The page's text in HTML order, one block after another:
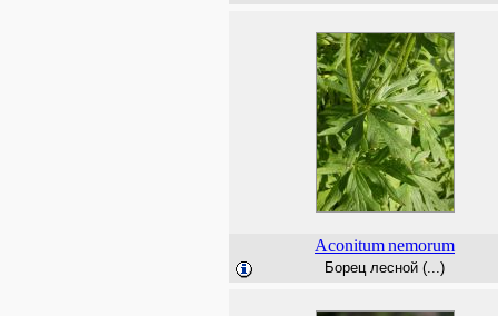
Aconitumnemorum
Борец лесной (...)